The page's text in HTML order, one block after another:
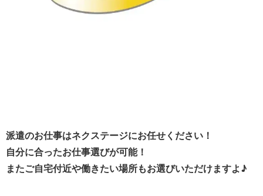
派遣のお仕事はネクステージにお任せください！
自分に合ったお仕事選びが可能！
またご自宅付近や働きたい場所もお選びいただけますよ♪